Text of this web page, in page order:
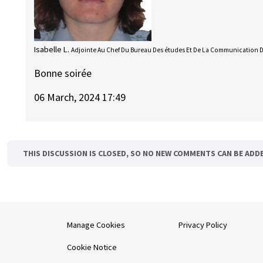
Isabelle L. Adjointe Au Chef Du Bureau Des études Et De La Communication
Bonne soirée
06 March, 2024 17:49
THIS DISCUSSION IS CLOSED, SO NO NEW COMMENTS CAN BE
Manage Cookies
Cookie Notice
Privacy Policy